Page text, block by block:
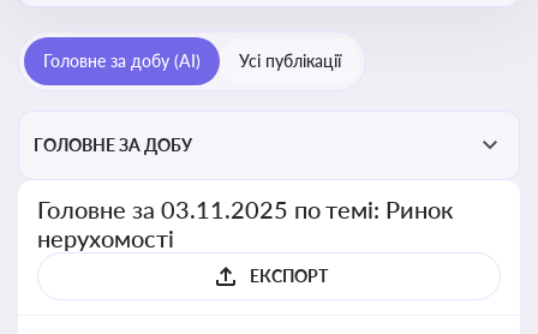
Головне за добу (AI) Усі публікації
ГОЛОВНЕ ЗА ДОБУ
Головне за 03.11.2025 по темі: Ринок
нерухомості
ЕКСПОРТ